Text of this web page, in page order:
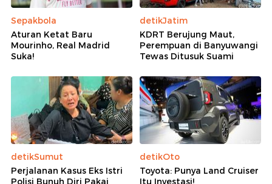
Sepakbola
Aturan Ketat Baru
Mourinho, Real Madrid
Suka!
detikJatim
KDRT Berujung Maut,
Perempuan di Banyuwangi
Tewas Ditusuk Suami
detikSumut
Perjalanan Kasus Eks Istri
Polisi Bunuh Diri Pakai
detikOto
Toyota: Punya Land Cruiser
Itu Investasi!